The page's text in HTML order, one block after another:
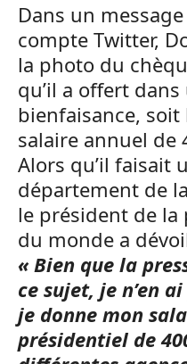
Dans un
compte Twitter,
la photo du
qu’il a offert
bienfaisance,
salaire annuel de
Alors qu’il faisait
département de
le président de la
du monde a
« Bien que la
ce sujet, je n’en
je donne mon
présidentiel de